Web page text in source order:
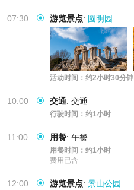
07:30 游览景点: 圆明园
活动时间：约2小时30分钟
10:00 交通: 交通
行驶时间：约1小时
11:00 用餐: 午餐
用餐时间：约1小时
费用已含
12:00 游览景点: 景山公园